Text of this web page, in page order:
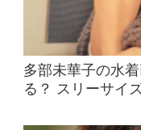
多部未華子の水
る？ スリーサイ